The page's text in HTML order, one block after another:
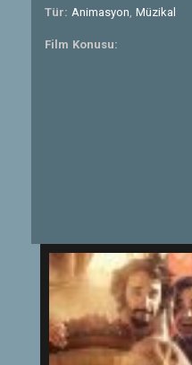
Tür: Animasyon, Müzikal
Film Konusu: